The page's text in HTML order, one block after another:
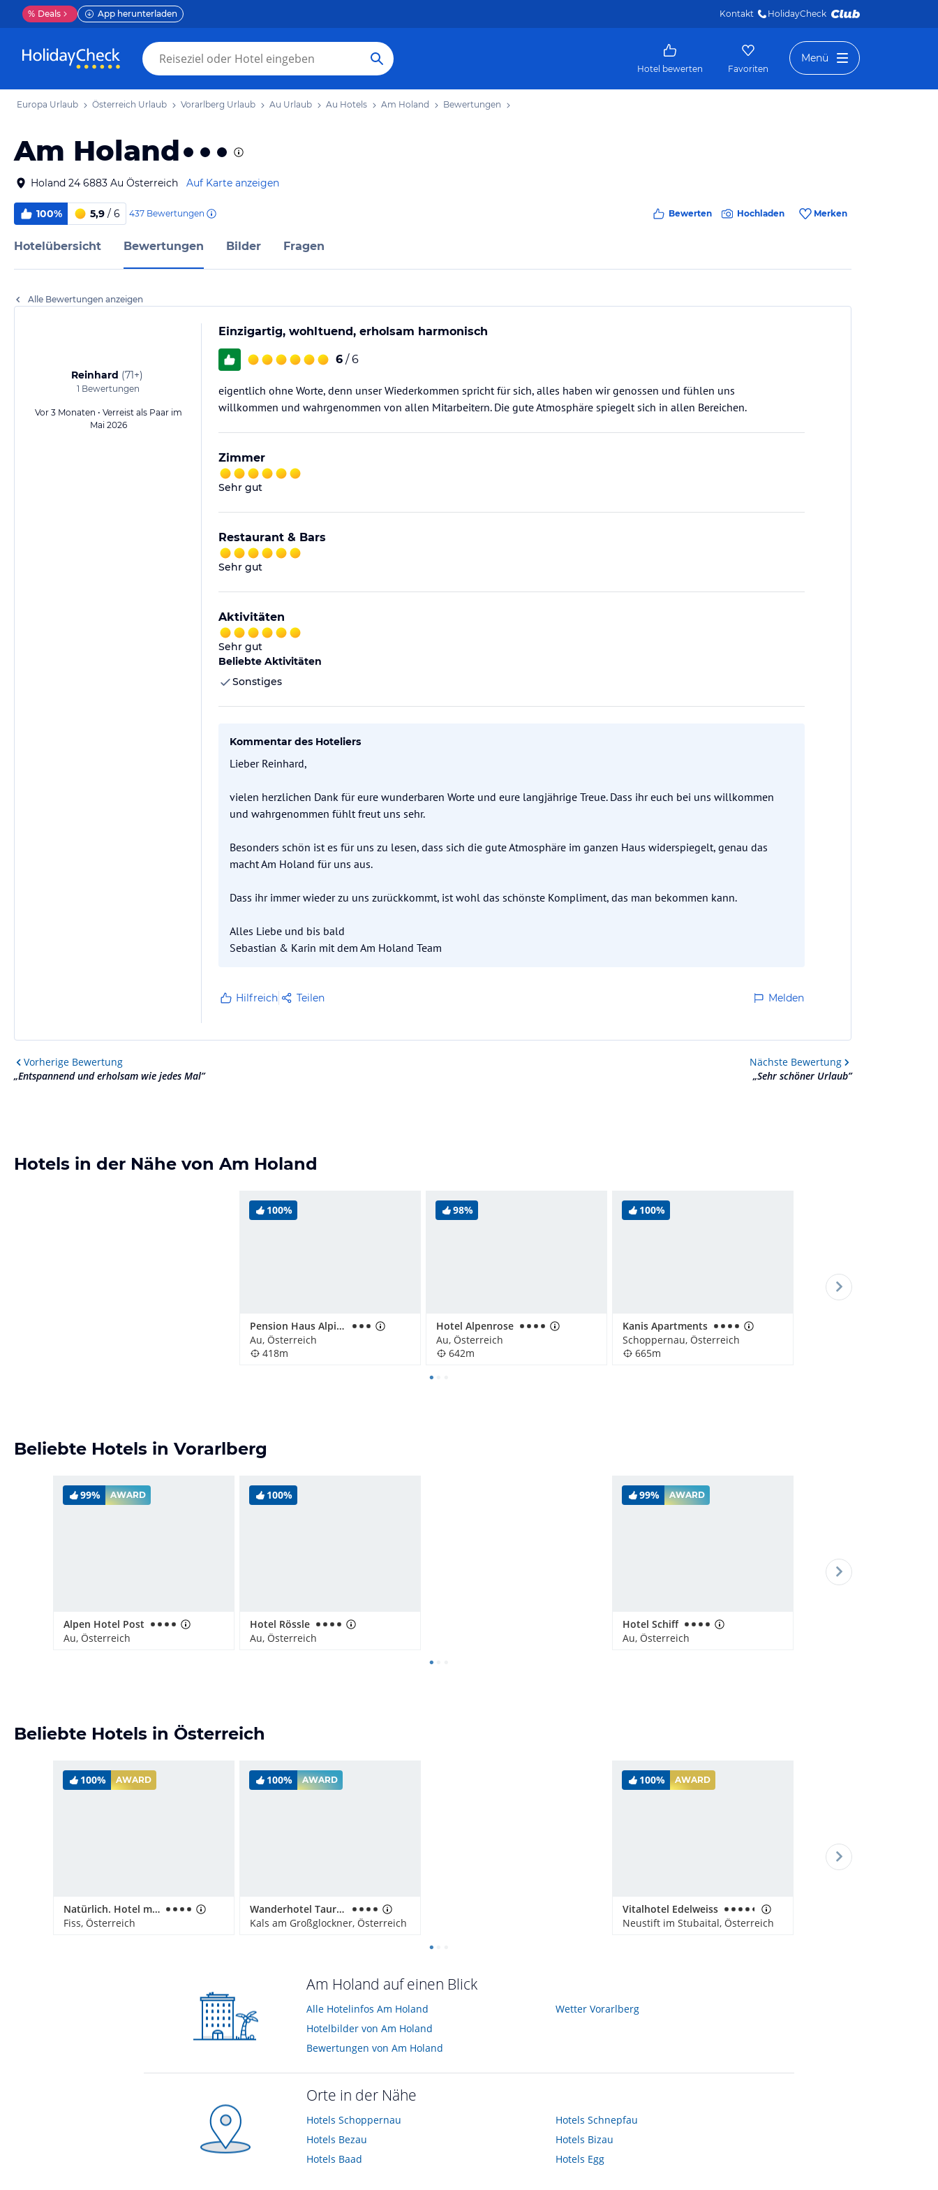
% Deals App herunterladen Kontakt HolidayCheck
Hotel bewerten Favoriten
Menü
Europa Urlaub Österreich Urlaub Vorarlberg Urlaub Au Urlaub Au Hotels Am Holand Bewertungen
Am Holand
Holand 24 6883 Au Österreich Auf Karte anzeigen
100% 5,9 / 6 437 Bewertungen Bewerten Hochladen Merken
Hotelübersicht Bewertungen Bilder Fragen
Alle Bewertungen anzeigen
Reinhard (71+)
1 Bewertungen
Vor 3 Monaten • Verreist als Paar im
Mai 2026
Einzigartig, wohltuend, erholsam harmonisch
6 / 6
eigentlich ohne Worte, denn unser Wiederkommen spricht für sich, alles haben wir genossen und fühlen uns
willkommen und wahrgenommen von allen Mitarbeitern. Die gute Atmosphäre spiegelt sich in allen Bereichen.
Zimmer
Sehr gut
Restaurant & Bars
Sehr gut
Aktivitäten
Sehr gut
Beliebte Aktivitäten
Sonstiges
Kommentar des Hoteliers
Lieber Reinhard,
vielen herzlichen Dank für eure wunderbaren Worte und eure langjährige Treue. Dass ihr euch bei uns willkommen
und wahrgenommen fühlt freut uns sehr.
Besonders schön ist es für uns zu lesen, dass sich die gute Atmosphäre im ganzen Haus widerspiegelt, genau das
macht Am Holand für uns aus.
Dass ihr immer wieder zu uns zurückkommt, ist wohl das schönste Kompliment, das man bekommen kann.
Alles Liebe und bis bald
Sebastian & Karin mit dem Am Holand Team
Hilfreich Teilen Melden
Vorherige Bewertung
„Entspannend und erholsam wie jedes Mal”
Nächste Bewertung
„Sehr schöner Urlaub”
Hotels in der Nähe von Am Holand
100%
Pension Haus Alpina
Au, Österreich
418m
98%
Hotel Alpenrose
Au, Österreich
642m
100%
Kanis Apartments
Schoppernau, Österreich
665m
Beliebte Hotels in Vorarlberg
99% AWARD
Alpen Hotel Post
Au, Österreich
100%
Hotel Rössle
Au, Österreich
99% AWARD
Hotel Schiff
Au, Österreich
Beliebte Hotels in Österreich
100% AWARD
Natürlich. Hotel mit Charakter
Fiss, Österreich
100% AWARD
Wanderhotel Taurerwirt
Kals am Großglockner, Österreich
100% AWARD
Vitalhotel Edelweiss
Neustift im Stubaital, Österreich
Am Holand auf einen Blick
Alle Hotelinfos Am Holand
Hotelbilder von Am Holand
Bewertungen von Am Holand
Wetter Vorarlberg
Orte in der Nähe
Hotels Schoppernau
Hotels Bezau
Hotels Baad
Hotels Schnepfau
Hotels Bizau
Hotels Egg